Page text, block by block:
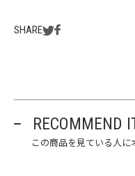
SHARE
RECOMMEND
この商品を見ている人に